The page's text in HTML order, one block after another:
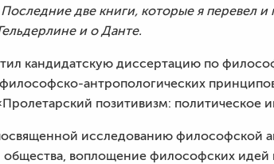
две книги, которые я перевел
и о Данте.
кандидатскую диссертацию по
антропологических
позитивизм: политическое
исследованию философской
воплощение философских идей